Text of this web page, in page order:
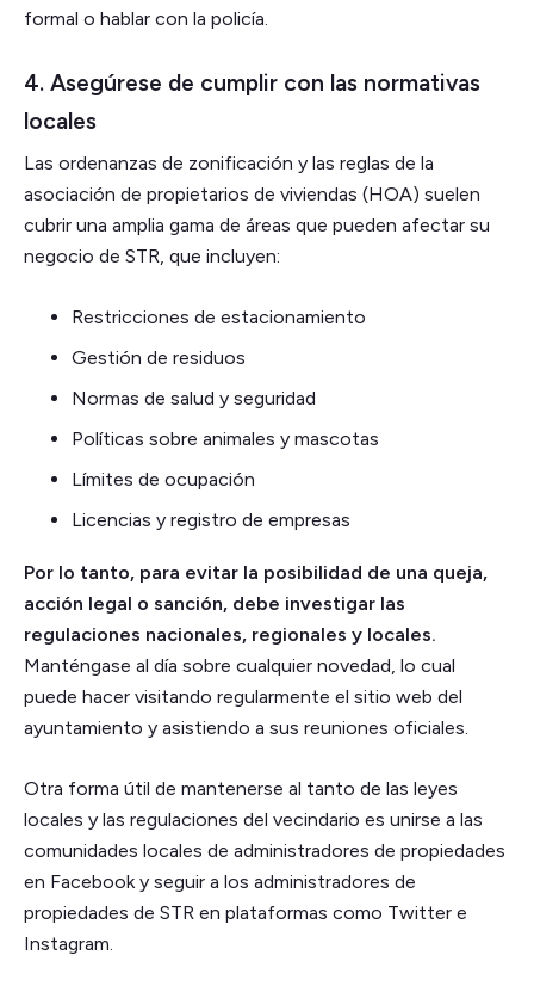
formal o hablar con la policía.
4. Asegúrese de cumplir con las normativas
locales
Las ordenanzas de zonificación y las reglas de la
asociación de propietarios de viviendas (HOA) suelen
cubrir una amplia gama de áreas que pueden afectar su
negocio de STR, que incluyen:
Restricciones de estacionamiento
Gestión de residuos
Normas de salud y seguridad
Políticas sobre animales y mascotas
Límites de ocupación
Licencias y registro de empresas
Por lo tanto, para evitar la posibilidad de una queja,
acción legal o sanción, debe investigar las
regulaciones nacionales, regionales y locales.
Manténgase al día sobre cualquier novedad, lo cual
puede hacer visitando regularmente el sitio web del
ayuntamiento y asistiendo a sus reuniones oficiales.
Otra forma útil de mantenerse al tanto de las leyes
locales y las regulaciones del vecindario es unirse a las
comunidades locales de administradores de propiedades
en Facebook y seguir a los administradores de
propiedades de STR en plataformas como Twitter e
Instagram.